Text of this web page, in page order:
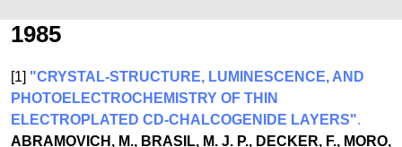
1985
[1] "CRYSTAL-STRUCTURE, LUMINESCENCE, AND
PHOTOELECTROCHEMISTRY OF THIN
ELECTROPLATED CD-CHALCOGENIDE LAYERS".
ABRAMOVICH, M., BRASIL, M. J. P., DECKER, F., MORO,